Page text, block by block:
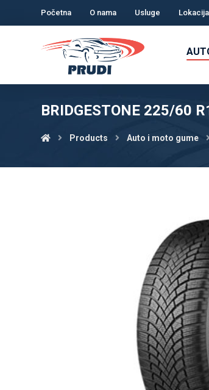
Početna O nama Usluge Lokacija
BRIDGESTONE 225/60
Products Auto i moto gume